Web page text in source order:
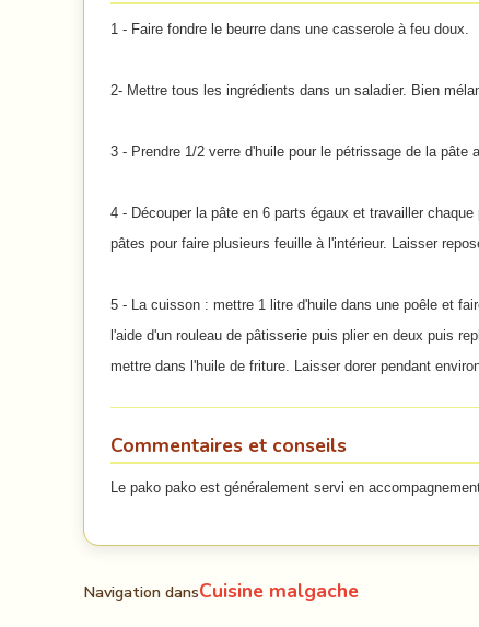
1 - Faire fondre le beurre dans une casserole à feu doux.
2- Mettre tous les ingrédients dans un saladier. Bien
3 - Prendre 1/2 verre d'huile pour le pétrissage de la pâte
4 - Découper la pâte en 6 parts égaux et travailler
pâtes pour faire plusieurs feuille à l'intérieur. Laisser
5 - La cuisson : mettre 1 litre d'huile dans une poêle et
l'aide d'un rouleau de pâtisserie puis plier en deux puis
mettre dans l'huile de friture. Laisser dorer pendant
Commentaires et conseils
Le pako pako est généralement servi en
Navigation dansCuisine malgache